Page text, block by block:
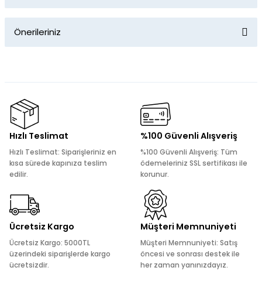
Önerileriniz
kullanarak tarafımıza iletebilirsiniz.
Görüş ve önerileriniz için teşekkür ederiz.
Ürün resmi kalitesiz, bozuk veya görüntülenemiyor.
Ürün bilgilerinde hatalar bulunuyor.
Ürün fiyatı diğer sitelerden daha pahalı.
Bu ürüne benzer farklı alternatifler olmalı.
Hızlı Teslimat
Hızlı Teslimat: Siparişleriniz en
kısa sürede kapınıza teslim
edilir.
%100 Güvenli Alışveriş
%100 Güvenli Alışveriş: Tüm
ödemeleriniz SSL sertifikası ile
korunur.
Ücretsiz Kargo
Ücretsiz Kargo: 5000TL
üzerindeki siparişlerde kargo
ücretsizdir.
Müşteri Memnuniyeti
Müşteri Memnuniyeti: Satış
öncesi ve sonrası destek ile
her zaman yanınızdayız.